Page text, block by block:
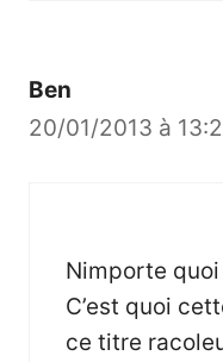
Ben
20/01/2013 à
Nimporte
C’est quoi
ce titre